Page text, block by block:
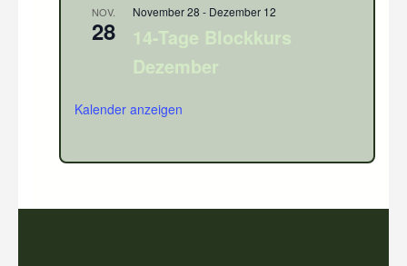
NOV.
28
November 28 - Dezember 12
14-Tage Blockkurs
Dezember
Kalender anzeigen